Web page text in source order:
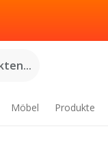
Möbel Produkte